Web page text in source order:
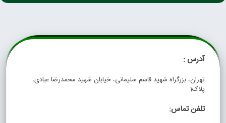
آدرس :
تهران، بزرگراه شهید قاسم سلیمانی، خیابان شهید محمدرضا عبادی،
پلاک1
تلفن تماس: